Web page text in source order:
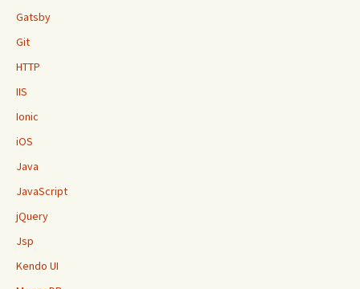
Gatsby
Git
HTTP
IIS
Ionic
iOS
Java
JavaScript
jQuery
Jsp
Kendo UI